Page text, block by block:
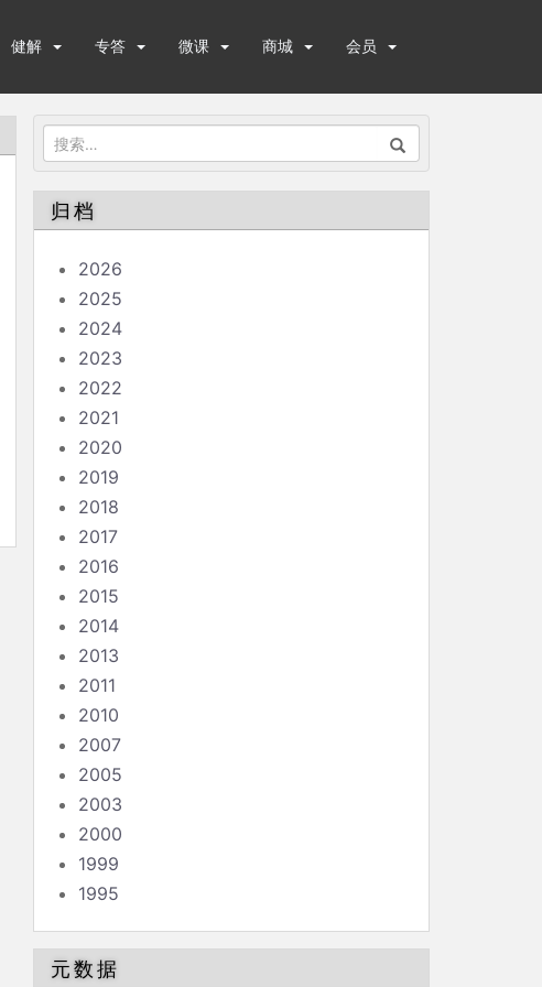
健解 专答 微课 商城 会员
搜
索：
归档
2026
2025
2024
2023
2022
2021
2020
2019
2018
2017
2016
2015
2014
2013
2011
2010
2007
2005
2003
2000
1999
1995
元数据